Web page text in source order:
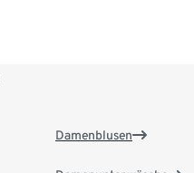
Damenblusen